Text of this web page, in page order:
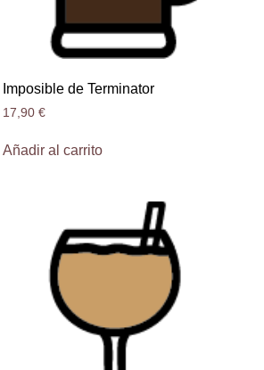
Imposible de Terminator
17,90 €
Añadir al carrito